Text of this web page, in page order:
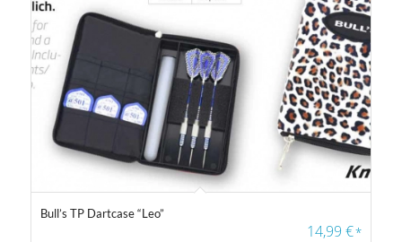
Bull’s TP Dartcase “Leo”
14,99€*